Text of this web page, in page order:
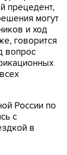
и ход
говорится
вопрос
России по
в
и